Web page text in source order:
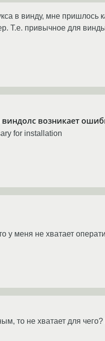
в винду, мне пришлось
Т.е. привычное для
виндолс возникает
for installation
у меня не хватает
то не хватает для